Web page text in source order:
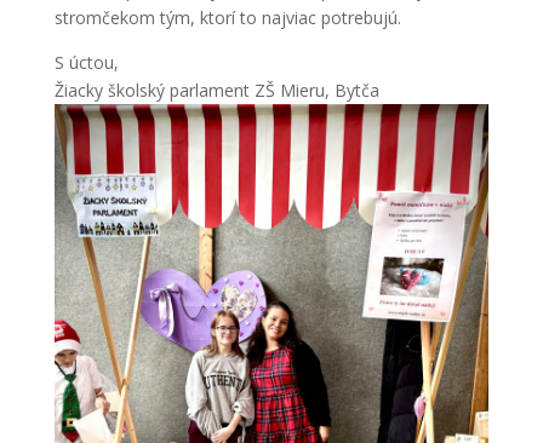
stromčekom tým, ktorí to najviac potrebujú.
S úctou,
Žiacky školský parlament ZŠ Mieru, Bytča